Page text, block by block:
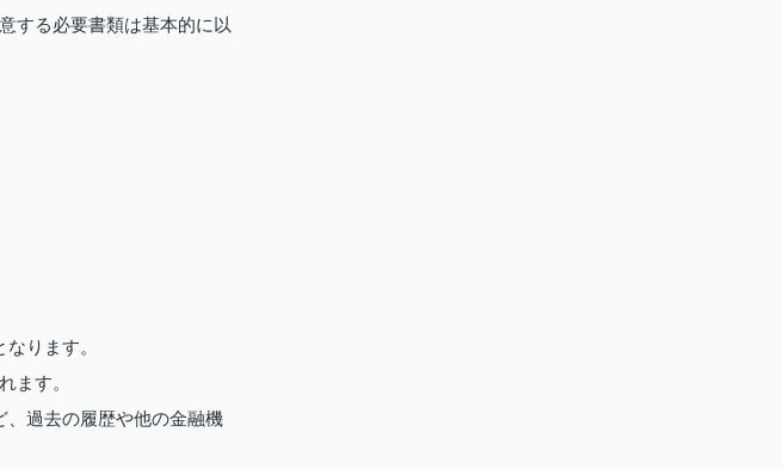
する必要書類は基本的に以
ります。
ます。
、過去の履歴や他の金融機